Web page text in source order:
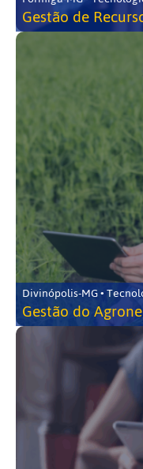
Gestão de
Gestão do